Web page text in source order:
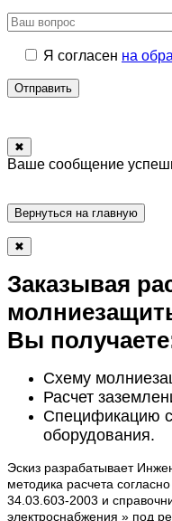
Я согласен на
Отправить
✖
Ваше сообщение
Вернуться на главную
✖
Заказывая
Вы
Схему
Расчет
Спецификацию
оборудования.
Эскиз разрабатывает
методика расчета
34.03.603-2003 и
электроснабжения » под